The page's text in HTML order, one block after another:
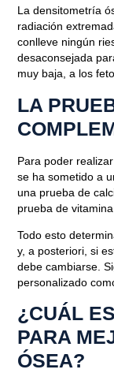
La densitometría
radiación
conlleve ningún
desaconsejada
muy baja, a los
LA
Para poder
se ha sometido a
una prueba de
prueba de vitamina
Todo esto
y, a posteriori, si
debe cambiarse.
personalizado
¿CUÁL
PARA
ÓSEA?